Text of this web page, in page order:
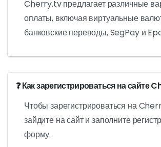
Cherry.tv предлагает различные
оплаты, включая виртуальные
банковские переводы, SegPay и
❓ Как зарегистрироваться на сайте
Чтобы зарегистрироваться на
зайдите на сайт и заполните
форму.